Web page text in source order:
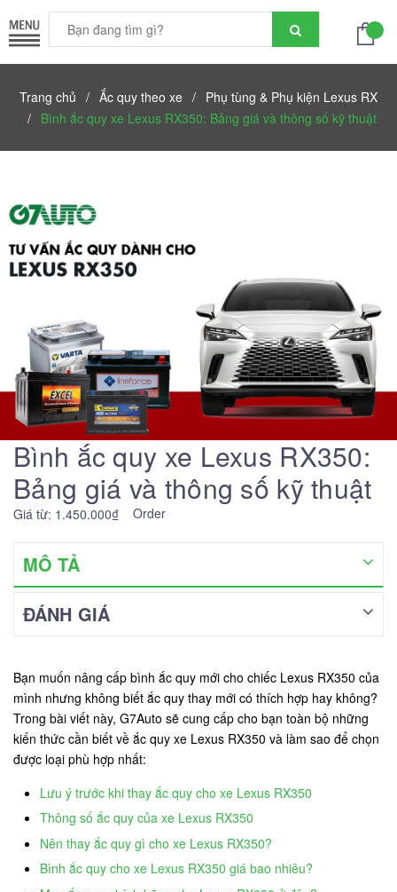
Trang chủ / Ắc quy theo xe / Phụ tùng & Phụ kiện Lexus RX
/ Bình ắc quy xe Lexus RX350: Bảng giá và thông số kỹ thuật
Bình ắc quy xe Lexus RX350:
Bảng giá và thông số kỹ thuật
Giá từ: 1.450.000₫ Order
MÔ TẢ
ĐÁNH GIÁ
Bạn muốn nâng cấp bình ắc quy mới cho chiếc Lexus RX350 của
mình nhưng không biết ắc quy thay mới có thích hợp hay không?
Trong bài viết này, G7Auto sẽ cung cấp cho bạn toàn bộ những
kiến thức cần biết về ắc quy xe Lexus RX350 và làm sao để chọn
được loại phù hợp nhất:
Lưu ý trước khi thay ắc quy cho xe Lexus RX350
Thông số ắc quy của xe Lexus RX350
Nên thay ắc quy gì cho xe Lexus RX350?
Bình ắc quy cho xe Lexus RX350 giá bao nhiêu?